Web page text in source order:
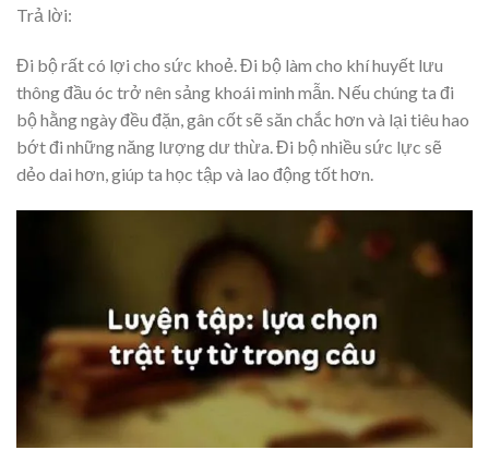
Trả lời:
Đi bộ rất có lợi cho sức khoẻ. Đi bộ làm cho khí huyết lưu
thông đầu óc trở nên sảng khoái minh mẫn. Nếu chúng ta đi
bộ hằng ngày đều đặn, gân cốt sẽ săn chắc hơn và lại tiêu hao
bớt đi những năng lượng dư thừa. Đi bộ nhiều sức lực sẽ
dẻo dai hơn, giúp ta học tập và lao động tốt hơn.